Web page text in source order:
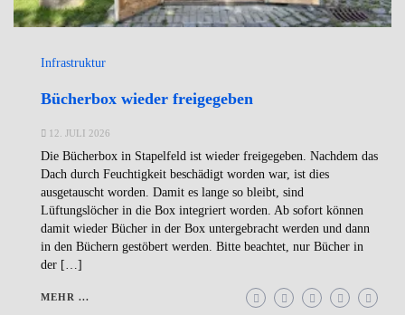
Infrastruktur
Bücherbox wieder freigegeben
12. JULI 2026
Die Bücherbox in Stapelfeld ist wieder freigegeben. Nachdem das
Dach durch Feuchtigkeit beschädigt worden war, ist dies
ausgetauscht worden. Damit es lange so bleibt, sind
Lüftungslöcher in die Box integriert worden. Ab sofort können
damit wieder Bücher in der Box untergebracht werden und dann
in den Büchern gestöbert werden. Bitte beachtet, nur Bücher in
der […]
MEHR ...